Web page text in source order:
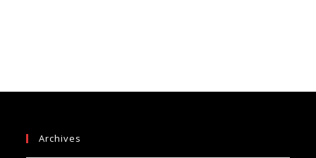
Archives